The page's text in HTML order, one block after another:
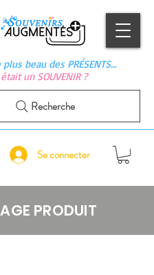
beau des PRÉSENTS…
était un SOUVENIR ?
Se connecter
Recherche
PRODUIT